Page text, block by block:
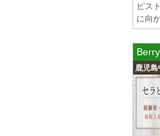
ピス
に向
鹿児島